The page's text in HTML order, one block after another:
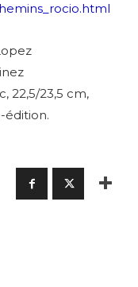
22,5/23,5 cm,
édition.